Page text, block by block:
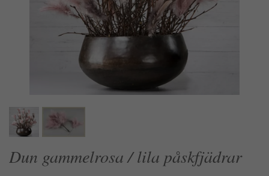
Dun gammelrosa / lila påskfjädrar